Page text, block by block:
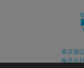
東京都
株式会